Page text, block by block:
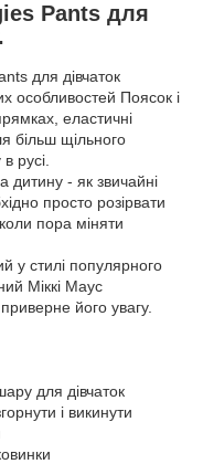
Pants для
для дівчаток
особливостей Поясок і
еластичні
більш щільного
русі.
дитину - як звичайні
просто розірвати
пора міняти
у стилі популярного
Міккі Маус
його увагу.
для дівчаток
і викинути